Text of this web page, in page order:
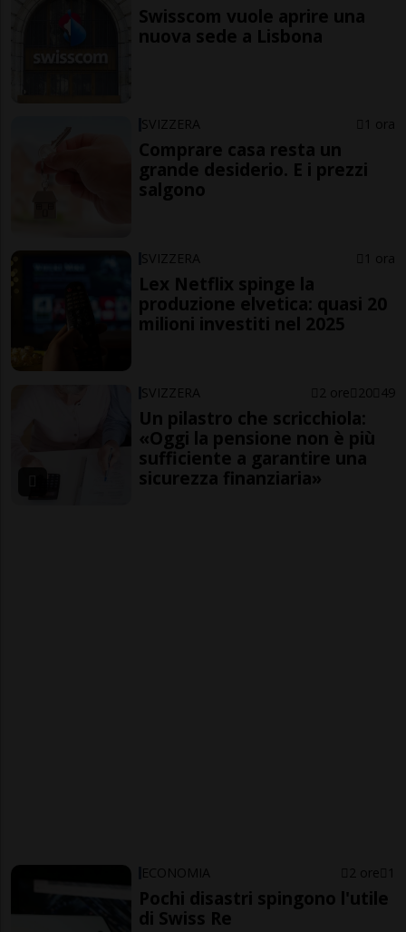
Swisscom vuole aprire una
nuova sede a Lisbona
SVIZZERA 1 ora
Comprare casa resta un
grande desiderio. E i prezzi
salgono
SVIZZERA 1 ora
Lex Netflix spinge la
produzione elvetica: quasi 20
milioni investiti nel 2025
SVIZZERA 2 ore 20 49
Un pilastro che scricchiola:
«Oggi la pensione non è più
sufficiente a garantire una
sicurezza finanziaria»
ECONOMIA 2 ore 1
Pochi disastri spingono l'utile
di Swiss Re